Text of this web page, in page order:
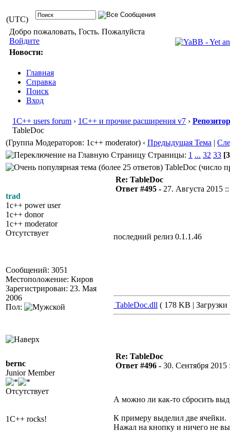
(UTC)
Добро пожаловать, Гость. Пожалуйста
Войдите
Новости:
Главная
Справка
Поиск
Вход
1С++ users forum › 1С++ и прочие расширения v7 ›
TableDoc
(Группа Модераторов: 1c++ moderator) ‹ Предыдущая Тема |
Страницы: 1 ... 32 33
TableDoc (число
trad
1c++ power user
1c++ donor
1c++ moderator
Отсутствует
Сообщений: 3051
Местоположение: Киров
Зарегистрирован: 23. Мая
2006
Пол:
Re: TableDoc
Ответ #495 - 27. Августа 2015
последний релиз 0.1.1.46
TableDoc.dll ( 178 KB | Загрузки
bernc
Junior Member
Отсутствует
1C++ rocks!
Re: TableDoc
Ответ #496 - 30. Сентября 2015
А можно ли как-то сбросить
К примеру выделил две ячейки.
Нажал на кнопку и ничего не